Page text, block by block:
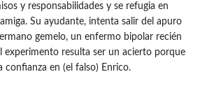
y responsabilidades y se refugia en
Su ayudante, intenta salir del apuro
gemelo, un enfermo bipolar recién
experimento resulta ser un acierto porque
confianza en (el falso) Enrico.